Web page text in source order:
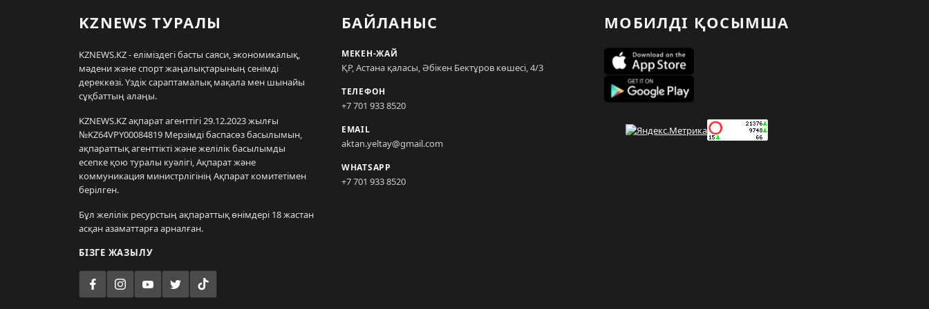
KZNEWS ТУРАЛЫ
KZNEWS.KZ - еліміздегі басты саяси, экономикалық,
мәдени және спорт жаңалықтарының сенімді
дереккөзі. Үздік сараптамалық мақала мен шынайы
сұқбаттың алаңы.
KZNEWS.KZ ақпарат агенттігі 29.12.2023 жылғы
№KZ64VPY00084819 Мерзімді баспасөз басылымын,
ақпараттық агенттікті және желілік басылымды
есепке қою туралы куәлігі, Ақпарат және
коммуникация министрлігінің Ақпарат комитетімен
берілген.
Бұл желілік ресурстың ақпараттық өнімдері 18 жастан
асқан азаматтарға арналған.
БІЗГЕ ЖАЗЫЛУ
БАЙЛАНЫС
МЕКЕН-ЖАЙ
ҚР, Астана қаласы, Әбікен Бектұров көшесі, 4/3
ТЕЛЕФОН
+7 701 933 8520
EMAIL
aktan.yeltay@gmail.com
WHATSAPP
+7 701 933 8520
МОБИЛДІ ҚОСЫМША